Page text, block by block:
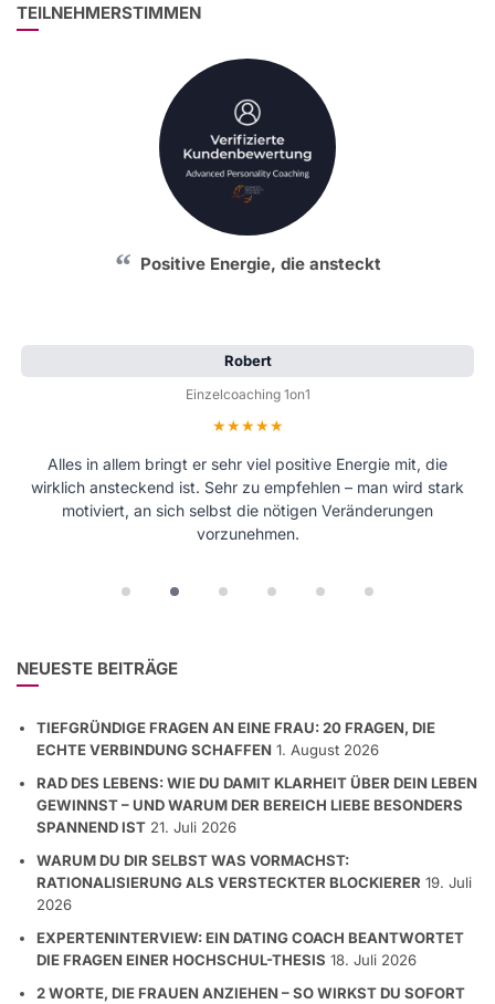
TEILNEHMERSTIMMEN
Positive Energie, die ansteckt
Robert
Einzelcoaching 1on1
Bewertung: 5 von 5 Sternen
Alles in allem bringt er sehr viel positive Energie mit, die
wirklich ansteckend ist. Sehr zu empfehlen – man wird stark
motiviert, an sich selbst die nötigen Veränderungen
vorzunehmen.
NEUESTE BEITRÄGE
TIEFGRÜNDIGE FRAGEN AN EINE FRAU: 20 FRAGEN, DIE
ECHTE VERBINDUNG SCHAFFEN 1. August 2026
RAD DES LEBENS: WIE DU DAMIT KLARHEIT ÜBER DEIN LEBEN
GEWINNST – UND WARUM DER BEREICH LIEBE BESONDERS
SPANNEND IST 21. Juli 2026
WARUM DU DIR SELBST WAS VORMACHST:
RATIONALISIERUNG ALS VERSTECKTER BLOCKIERER 19. Juli
2026
EXPERTENINTERVIEW: EIN DATING COACH BEANTWORTET
DIE FRAGEN EINER HOCHSCHUL-THESIS 18. Juli 2026
2 WORTE, DIE FRAUEN ANZIEHEN – SO WIRKST DU SOFORT